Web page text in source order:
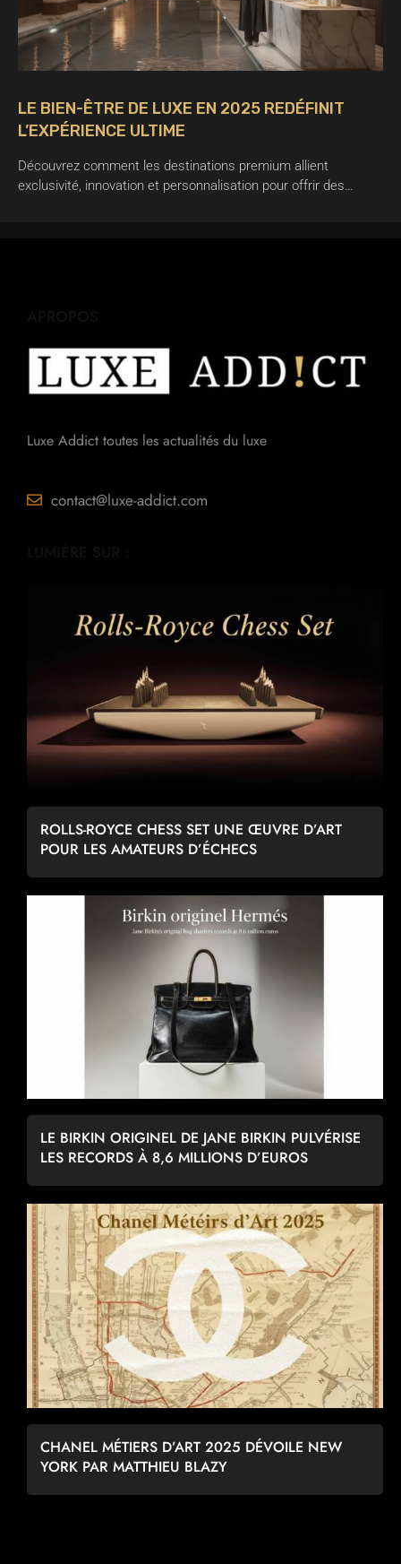
LE BIEN-ÊTRE DE LUXE EN 2025 REDÉFINIT
L’EXPÉRIENCE ULTIME
Découvrez comment les destinations premium allient
exclusivité, innovation et personnalisation pour offrir des…
Luxe Addict toutes les actualités du luxe
contact@luxe-addict.com
ROLLS-ROYCE CHESS SET UNE ŒUVRE D’ART
POUR LES AMATEURS D’ÉCHECS
LE BIRKIN ORIGINEL DE JANE BIRKIN PULVÉRISE
LES RECORDS À 8,6 MILLIONS D’EUROS
CHANEL MÉTIERS D’ART 2025 DÉVOILE NEW
YORK PAR MATTHIEU BLAZY